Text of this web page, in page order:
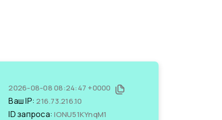
2026-08-08 08:24:47 +0000
Ваш IP:216.73.216.10
ID запроса:lONU51KYnqM1